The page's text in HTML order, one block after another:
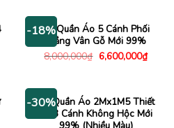
12,600,000₫.
-18%Tủ Quần Áo 5 Cánh Phối
Trắng Vân Gỗ Mới 99%
8,000,000₫ Giá
gốc
6,600,000₫Giá
hiện
-30%
Tủ Quần Áo 2Mx1M5 Thiết
Kế 3 Cánh Không Hộc Mới